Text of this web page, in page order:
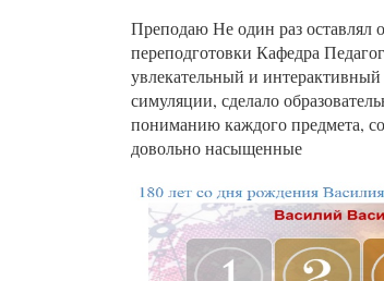
Преподаю Не один раз
переподготовки Кафедра
увлекательный и
симуляции, сделало
пониманию каждого предмета,
довольно насыщенные